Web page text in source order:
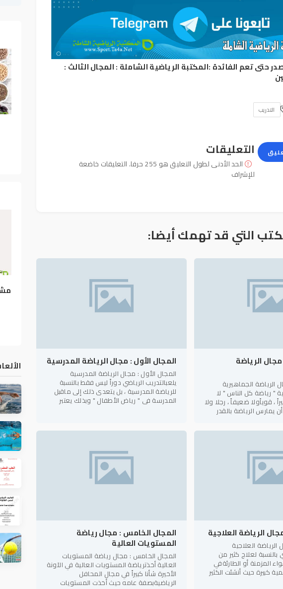
حتى تعم الفائدة :المكتبة الرياضية الشاملة :المجال الثالث :
التدريب
التعليقات
الحد الأدنى لطول التعليق هو 255 حرفا. التعليقات خاضعة
للإشراف
التي قد تهمك أيضا:
الرياضة
الرياضة الجماهيرية
" رياضة كل الناس " لا
، قوياًولا ضعيفاً ، رجلا ولا
يمارس الرياضة بالقدر
المجال الأول : مجال الرياضة المدرسية
المجال الأول : مجال الرياضة المدرسية
يلعبالتدريب الرياضي دوراً ليس فقط بالنسبة
للرياضة المدرسية ، بل يتعدى ذلك إلى ماقبل
المدرسة في " رياض الأطفال " وبذلك يعتبر
الرياضة العلاجية
الرياضة العلاجية
بالنسبة لعلاج كثير من
المزمنة أو الطارئةفي
كبيرة حيث أنشئت الكثير
المجال الخامس : مجال رياضة
المستويات العالية
المجال الخامس : مجال رياضة المستويات
العالية أخذترياضة المستويات العالية في الآونة
الأخيرة شأنا كبيراً في مجال المحافل
الرياضيةبصفة عامه حيث أخذت المستويات